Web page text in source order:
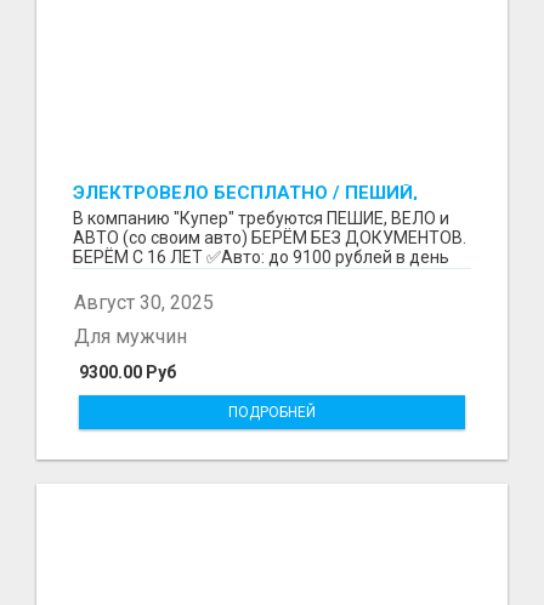
ЭЛЕКТРОВЕЛО БЕСПЛАТНО / ПЕШИЙ,
ВЕЛО, АВТО / БЕРЕМ БЕЗ ДОКУМЕНТОВ /
ЛЮБОЙ РАЙОН / С 16 ЛЕТ
В компанию "Купер" требуются ПЕШИЕ, ВЕЛО и
АВТО (со своим авто) БЕРЁМ БЕЗ ДОКУМЕНТОВ.
БЕРЁМ С 16 ЛЕТ ✅Авто: до 9100 рублей в день
(со своим ...
Август 30, 2025
9300.00 Руб
Для мужчин
ПОДРОБНЕЙ